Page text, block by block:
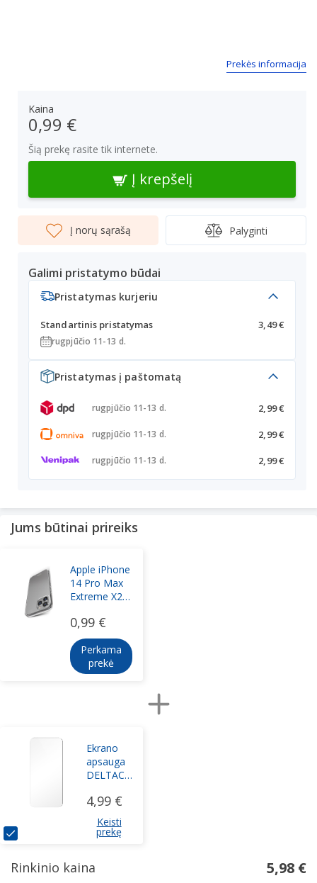
Prekės informacija
Kaina
0,99 €
Šią prekę rasite tik internete.
Į krepšelį
Į norų sąrašą Palyginti
Galimi pristatymo būdai
Pristatymas kurjeriu
Standartinis pristatymas 3,49 €
rugpjūčio 11-13 d.
Pristatymas į paštomatą
rugpjūčio 11-13 d. 2,99 €
rugpjūčio 11-13 d. 2,99 €
rugpjūčio 11-13 d. 2,99 €
Jums būtinai prireiks
Apple iPhone
14 Pro Max
Extreme X2
SBS
Transparent
0,99 €
Perkama
prekė
Ekrano
apsauga
DELTACO
Apple
iPhone 14
Pro Max,
2.5D
stiklas,
4,99 €
Keisti
prekę
Rinkinio kaina
5,98 €